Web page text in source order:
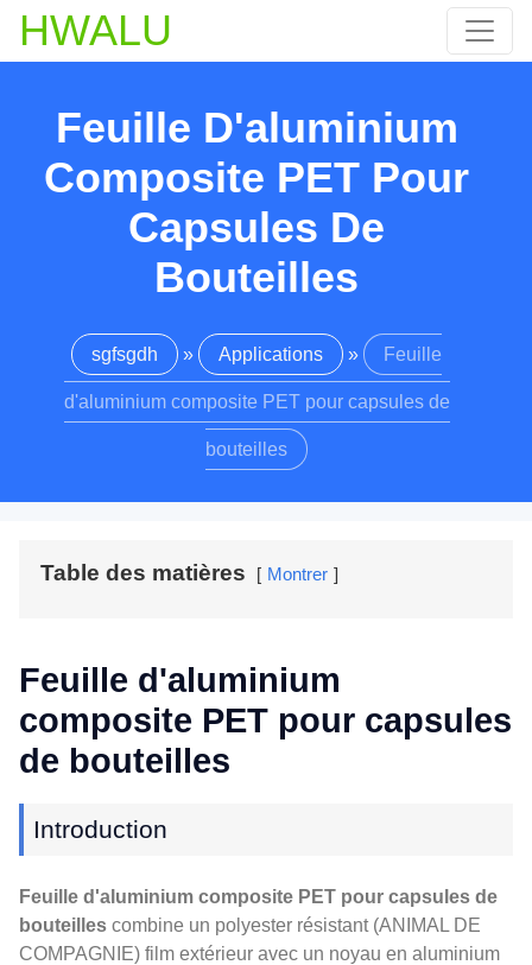
HWALU
Feuille D'aluminium
Composite PET Pour
Capsules De
Bouteilles
sgfsgdh » Applications » Feuille
d'aluminium composite PET pour capsules de
bouteilles
Table des matières Montrer
Feuille d'aluminium
composite PET pour capsules
de bouteilles
Introduction
Feuille d'aluminium composite PET pour capsules de
bouteilles combine un polyester résistant (ANIMAL DE
COMPAGNIE) film extérieur avec un noyau en aluminium